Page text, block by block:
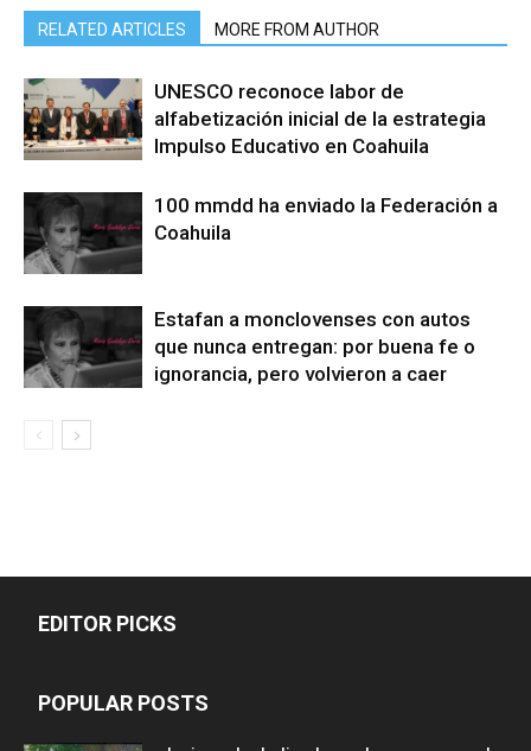
RELATED ARTICLES MORE FROM AUTHOR
UNESCO reconoce labor de
alfabetización inicial de la estrategia
Impulso Educativo en Coahuila
100 mmdd ha enviado la Federación a
Coahuila
Estafan a monclovenses con autos
que nunca entregan: por buena fe o
ignorancia, pero volvieron a caer
EDITOR PICKS
POPULAR POSTS